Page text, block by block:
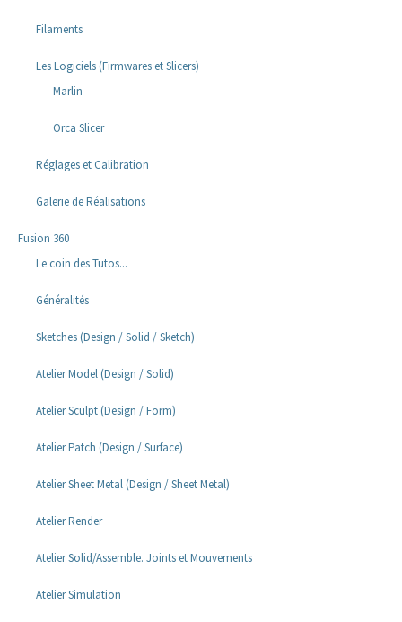
Filaments
Les Logiciels (Firmwares et Slicers)
Marlin
Orca Slicer
Réglages et Calibration
Galerie de Réalisations
Fusion 360
Le coin des Tutos...
Généralités
Sketches (Design / Solid / Sketch)
Atelier Model (Design / Solid)
Atelier Sculpt (Design / Form)
Atelier Patch (Design / Surface)
Atelier Sheet Metal (Design / Sheet Metal)
Atelier Render
Atelier Solid/Assemble. Joints et Mouvements
Atelier Simulation